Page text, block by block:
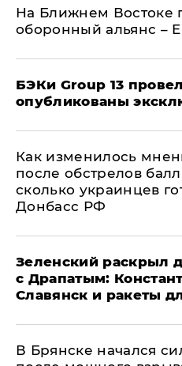
На Ближнем Востоке
оборонный альянс –
​БЭКи Group 13
опубликованы
Как изменилось
после обстрелов
сколько украинцев
Донбасс РФ
​Зеленский раскрыл
с Драпатым:
Славянск и ракеты
В Брянске начался